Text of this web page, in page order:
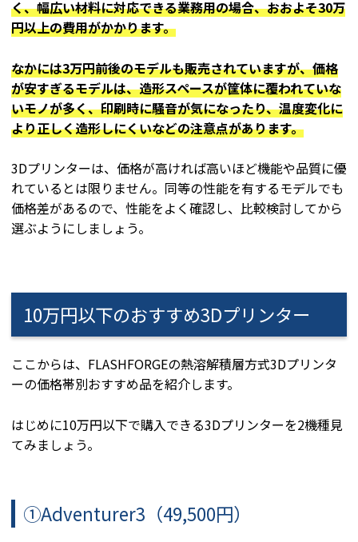
く、幅広い材料に対応できる業務用の場合、おおよそ30万
円以上の費用がかかります。
なかには3万円前後のモデルも販売されていますが、価格
が安すぎるモデルは、造形スペースが筐体に覆われていな
いモノが多く、印刷時に騒音が気になったり、温度変化に
より正しく造形しにくいなどの注意点があります。
3Dプリンターは、価格が高ければ高いほど機能や品質に優
れているとは限りません。同等の性能を有するモデルでも
価格差があるので、性能をよく確認し、比較検討してから
選ぶようにしましょう。
10万円以下のおすすめ3Dプリンター
ここからは、FLASHFORGEの熱溶解積層方式3Dプリンタ
ーの価格帯別おすすめ品を紹介します。
はじめに10万円以下で購入できる3Dプリンターを2機種見
てみましょう。
①Adventurer3（49,500円）